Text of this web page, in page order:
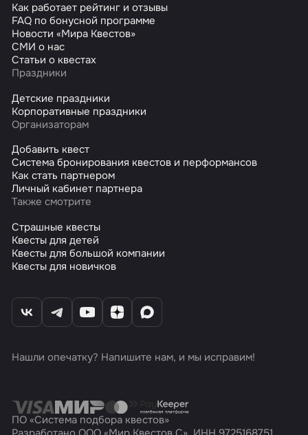
Как работает рейтинг и отзывы
FAQ по бонусной программе
Новости «Мира Квестов»
СМИ о нас
Статьи о квестах
Праздники
Детские праздники
Корпоративные праздники
Организаторам
Добавить квест
Система бронирования квестов и перформансов
Как стать партнером
Личный кабинет партнера
Также смотрите
Страшные квесты
Квесты для детей
Квесты для большой компании
Квесты для новичков
Нашли опечатку? Напишите нам, и мы исправим!
ПО «Система подбора квестов»